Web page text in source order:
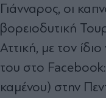
Γιάνναρος, οι
βορειοδυτική
Αττική, με τον
του στο
καμένου) στην